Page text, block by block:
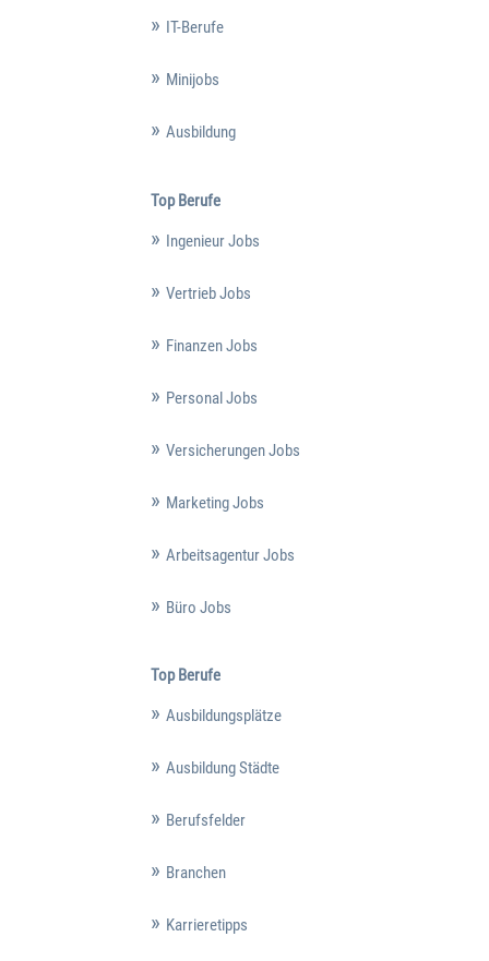
IT-Berufe
Minijobs
Ausbildung
Top Berufe
Ingenieur Jobs
Vertrieb Jobs
Finanzen Jobs
Personal Jobs
Versicherungen Jobs
Marketing Jobs
Arbeitsagentur Jobs
Büro Jobs
Top Berufe
Ausbildungsplätze
Ausbildung Städte
Berufsfelder
Branchen
Karrieretipps